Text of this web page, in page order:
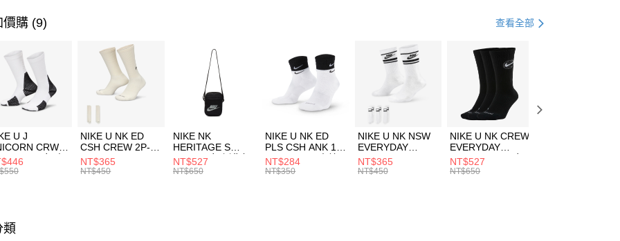
３．安心：先確認商品／服務後，再付款。
【「AFTEE先享後付」結帳流程】
１．於結帳方式選擇「AFTEE先享後付」後，將跳轉至「AFTEE先享後
付」結帳頁面，進行簡訊認證並確認金額後，即可完成結帳。
２．訂單成立數日內，您將收到繳費通知簡訊。
３．收到繳費通知簡訊後14天內，點擊此簡訊中的連結，可透過四大超商
／ATM／網路銀行／等多元方式進行付款，方視為交易完成。
※ 請注意：結帳手續完成當下不需立刻繳費，但若您需要取消訂單，請聯
絡購買商品的店家。未經商家同意取消之訂單仍視為有效，需透過AFTEE
先享後付繳納相關費用。
每筆NT$100，滿NT$1,500(含以上)免運費
每筆NT$100，滿NT$1,500(含以上)免運費
付款後門市自取
每筆NT$100，滿NT$1,500(含以上)免運費
價購 (9) 查看全部
U J
CRW
-160 男女 中
FZ3393100
NIKE U NK ED
CSH CREW 2P-
144 EMBRDY 男
女 短統襪
NT$365
NT$450
NIKE NK
HERITAGE S
SMIT 男女 側背包
BA5871010
NT$527
NT$650
NIKE U NK ED
PLS CSH ANK 1P
144 DBL 男 中統
襪 DH4058104
NT$284
NT$350
NIKE U NK NSW
EVERYDAY
ESSENTIAL CR
男女 短統襪
NT$365
NT$450
NIKE U NK CREW
EVERYDAY
BBALL 3PR 男女
長統襪
NT$527
NT$650
類